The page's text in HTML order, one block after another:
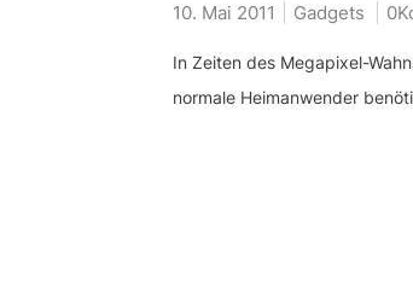
10. Mai 2011 Gadgets
In Zeiten des Megapixel-
normale Heimanwender